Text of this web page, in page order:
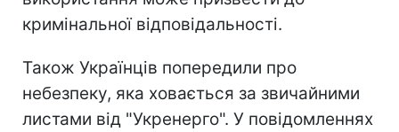
кримінальної відповідальності.
Також Українців попередили про
небезпеку, яка ховається за звичайними
листами від "Укренерго". У повідомленнях